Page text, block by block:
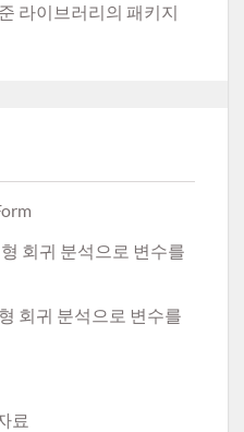
라이브러리의 패키지
회귀 분석으로 변수를
회귀 분석으로 변수를
료